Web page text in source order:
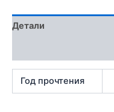
Детали
Год прочтения